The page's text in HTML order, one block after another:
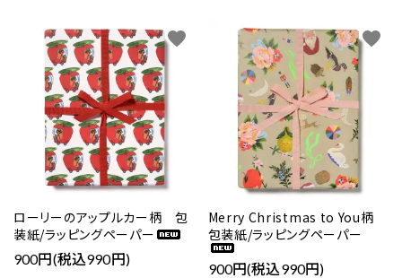
ローリーのアップルカー柄 包
装紙/ラッピングペーパー
900円(税込990円)
favorite
Merry Christmas to You柄
包装紙/ラッピングペーパー
900円(税込990円)
favorite